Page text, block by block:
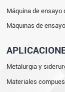
Máquina de ensayo
Máquinas de
Metalurgia y
Materiales